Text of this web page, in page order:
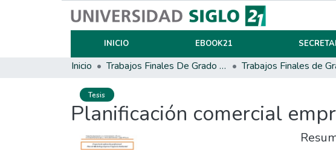
INICIO EBOOK21
Inicio Trabajos Finales De Grado Y Posgrado Trabajos Finales de
Tesis
Planificación comercial